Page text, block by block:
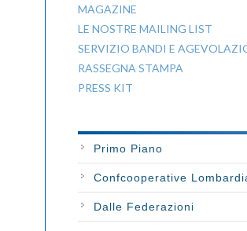
MAGAZINE
LE NOSTRE MAILING LIST
SERVIZIO BANDI E
RASSEGNA STAMPA
PRESS KIT
Primo Piano
Confcooperative
Dalle Federazioni